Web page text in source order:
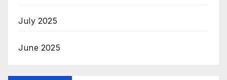
July 2025
June 2025